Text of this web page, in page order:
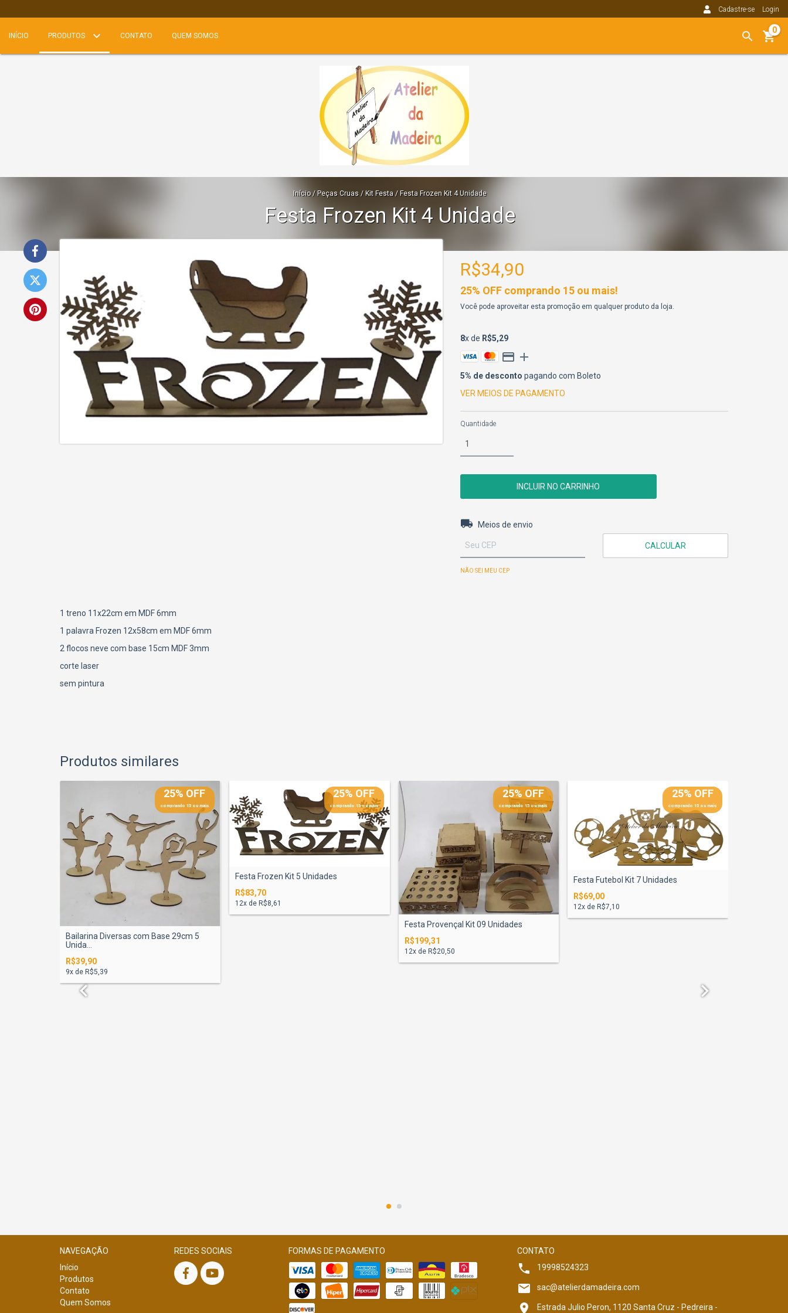
Cadastre-se Login
INÍCIO PRODUTOS CONTATO QUEM SOMOS
0
Início / Peças Cruas / Kit Festa / Festa Frozen Kit 4 Unidade
Festa Frozen Kit 4 Unidade
R$34,90
25% OFF comprando 15 ou mais!
Você pode aproveitar esta promoção em qualquer produto da loja.
8x de R$5,29
5% de desconto pagando com Boleto
VER MEIOS DE PAGAMENTO
Quantidade
Entregas para o CEP:
Meios de envio
CALCULAR
NÃO SEI MEU CEP
1 treno 11x22cm em MDF 6mm
1 palavra Frozen 12x58cm em MDF 6mm
2 flocos neve com base 15cm MDF 3mm
corte laser
sem pintura
Produtos similares
25% OFF
comprando 15 ou mais
Bailarina Diversas com Base 29cm 5
Unida...
R$39,90
9x de R$5,39
25% OFF
comprando 15 ou mais
Festa Frozen Kit 5 Unidades
R$83,70
12x de R$8,61
25% OFF
comprando 15 ou mais
Festa Provençal Kit 09 Unidades
R$199,31
12x de R$20,50
25% OFF
comprando 15 ou mais
Festa Futebol Kit 7 Unidades
R$69,00
12x de R$7,10
NAVEGAÇÃO
Início
Produtos
Contato
Quem Somos
REDES SOCIAIS FORMAS DE PAGAMENTO
CONTATO
19998524323
sac@atelierdamadeira.com
Estrada Julio Peron, 1120 Santa Cruz - Pedreira -